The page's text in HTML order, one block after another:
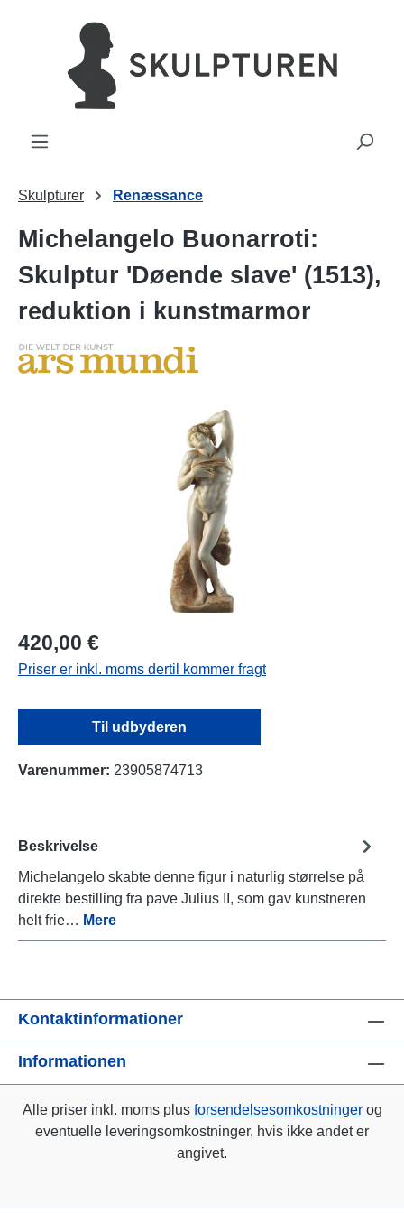
Skulpturer Renæssance
Michelangelo Buonarroti:
Skulptur 'Døende slave' (1513),
reduktion i kunstmarmor
420,00 €
Priser er inkl. moms dertil kommer fragt
Til udbyderen
Varenummer: 23905874713
Beskrivelse
Michelangelo skabte denne figur i naturlig størrelse på
direkte bestilling fra pave Julius II, som gav kunstneren
helt frie… Mere
Kontaktinformationer
Informationen
Alle priser inkl. moms plus forsendelsesomkostningerog
eventuelle leveringsomkostninger, hvis ikke andet er
angivet.